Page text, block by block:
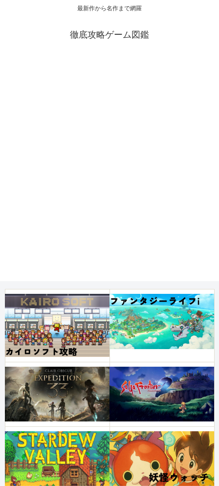
最新作から名作まで網羅
徹底攻略ゲーム図鑑